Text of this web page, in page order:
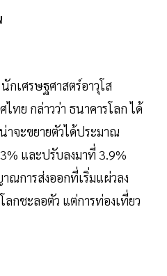
กเศรษฐศาสตร์อาวุโส
ทย กล่าวว่า ธนาคารโลก ได้
จะขยายตัวได้ประมาณ
และปรับลงมาที่ 3.9%
การส่งออกที่เริ่มแผ่วลง
ลกชะลอตัว แต่การท่องเที่ยว